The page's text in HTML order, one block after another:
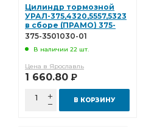
Цилиндр тормозной
УРАЛ-375,4320,5557,5323
в сборе (ПРАМО) 375-
3501030-01
375-3501030-01
В наличии 22 шт.
Цена в Ярославль
1 660.80 Р
В КОРЗИНУ